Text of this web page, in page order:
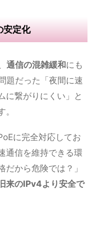
安定化
通信の混雑緩和にも
題だった「夜間に速
に繋がりにくい」と
に完全対応してお
通信を維持できる環
から危険では？」
旧来のIPv4より安全で